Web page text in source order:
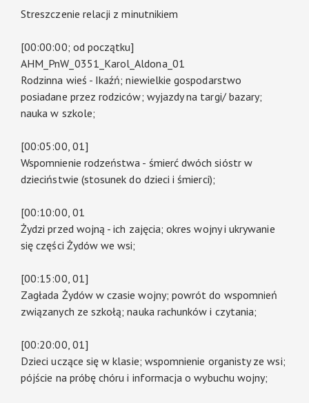
Streszczenie relacji z minutnikiem
[00:00:00; od początku]
AHM_PnW_0351_Karol_Aldona_01
Rodzinna wieś - Ikaźń; niewielkie gospodarstwo
posiadane przez rodziców; wyjazdy na targi/ bazary;
nauka w szkole;
[00:05:00, 01]
Wspomnienie rodzeństwa - śmierć dwóch sióstr w
dzieciństwie (stosunek do dzieci i śmierci);
[00:10:00, 01
Żydzi przed wojną - ich zajęcia; okres wojny i ukrywanie
się części Żydów we wsi;
[00:15:00, 01]
Zagłada Żydów w czasie wojny; powrót do wspomnień
związanych ze szkołą; nauka rachunków i czytania;
[00:20:00, 01]
Dzieci uczące się w klasie; wspomnienie organisty ze wsi;
pójście na próbę chóru i informacja o wybuchu wojny;